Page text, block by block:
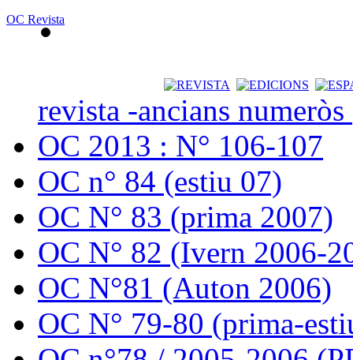
OC Revista
revista -ancians
OC 2013 : N° 106-107
OC n° 84 (estiu 07)
OC N° 83 (prima 2007)
OC N° 82 (Ivern 2006-
OC N°81 (Auton 2006)
OC N° 79-80 (prima-